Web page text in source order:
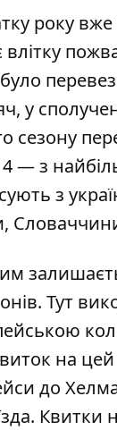
року
влітку
у
сезону
— з
з
Тут
на цей
до
Квитки